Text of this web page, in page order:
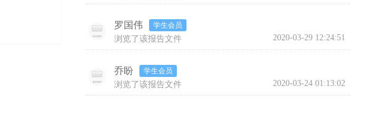
罗国伟 学生会员
浏览了该报告文件 2020-03-29 12:24:51
乔盼 学生会员
浏览了该报告文件 2020-03-24 01:13:02